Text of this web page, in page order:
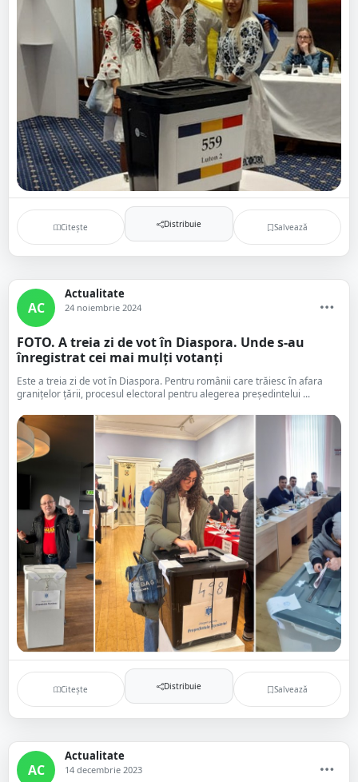
Citește Distribuie Salvează
AC
Actualitate
24 noiembrie 2024
FOTO. A treia zi de vot în Diaspora. Unde s-au
înregistrat cei mai mulți votanți
Este a treia zi de vot în Diaspora. Pentru românii care trăiesc în afara
granițelor țării, procesul electoral pentru alegerea președintelui ...
Citește Distribuie Salvează
AC
Actualitate
14 decembrie 2023